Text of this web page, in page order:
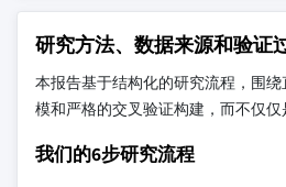
研究方法、数据来源和验证
本报告基于结构化的研究流程，围
模和严格的交叉验证构建，而不仅仅
我们的6步研究流程